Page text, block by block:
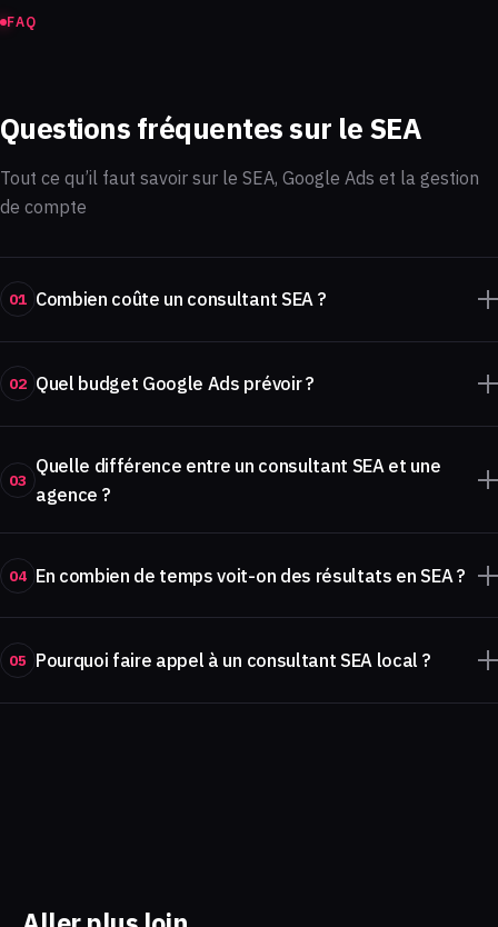
FAQ
Questions fréquentes sur le SEA
Tout ce qu’il faut savoir sur le SEA, Google Ads et la gestion
de compte
01 Combien coûte un consultant SEA ?
02 Quel budget Google Ads prévoir ?
03
Quelle différence entre un consultant SEA et une
agence ?
04 En combien de temps voit-on des résultats en SEA ?
05 Pourquoi faire appel à un consultant SEA local ?